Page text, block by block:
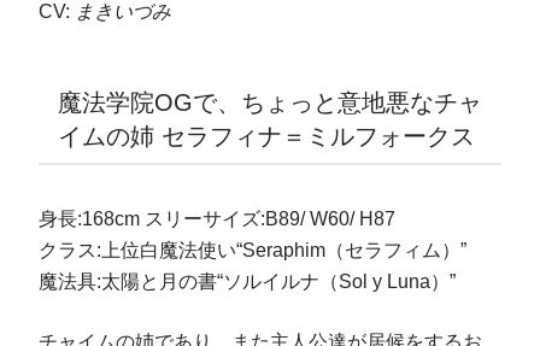
CV: まきいづみ
魔法学院OGで、ちょっと意地悪なチャ
イムの姉 セラフィナ＝ミルフォークス
身長:168cm スリーサイズ:B89/ W60/ H87
クラス:上位白魔法使い“Seraphim（セラフィム）”
魔法具:太陽と月の書“ソルイルナ（Sol y Luna）”